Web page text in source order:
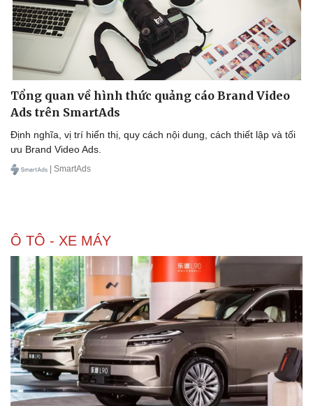
Thể thao
Bóng đá
Lịch thi đấu bóng đá
Thế giới thể thao
eSports
Hậu trường
Ô tô - Xe máy
Ô tô
Xe máy
Tổng quan về hình thức quảng cáo Brand Video
Ads trên SmartAds
Định nghĩa, vị trí hiển thị, quy cách nội dung, cách thiết lập và tối
ưu Brand Video Ads.
| SmartAds
Ô TÔ - XE MÁY